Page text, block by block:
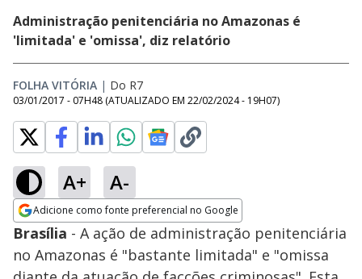
Administração penitenciária no Amazonas é
'limitada' e 'omissa', diz relatório
FOLHA VITÓRIA | Do R7
03/01/2017 - 07H48 (ATUALIZADO EM 22/02/2024 - 19H07)
A+ A-
Adicione como fonte preferencial no Google
Opens in new window
Brasília - A ação de administração penitenciária
no Amazonas é "bastante limitada" e "omissa